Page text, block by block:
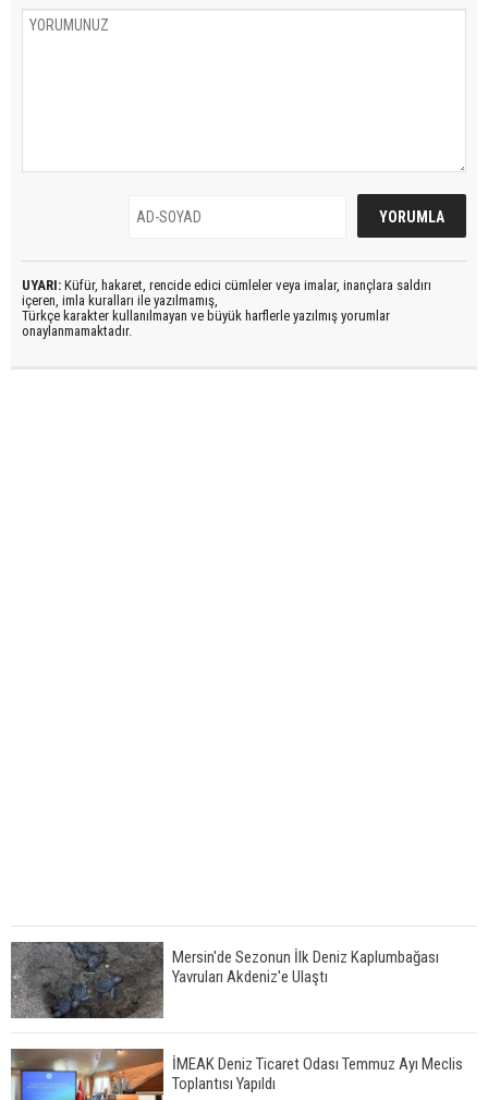
UYARI: Küfür, hakaret, rencide edici cümleler veya imalar, inançlara saldırı
içeren, imla kuralları ile yazılmamış,
Türkçe karakter kullanılmayan ve büyük harflerle yazılmış yorumlar
onaylanmamaktadır.
Mersin'de Sezonun İlk Deniz Kaplumbağası
Yavruları Akdeniz'e Ulaştı
İMEAK Deniz Ticaret Odası Temmuz Ayı Meclis
Toplantısı Yapıldı